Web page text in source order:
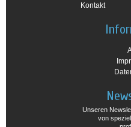
Kontakt
Unseren
von